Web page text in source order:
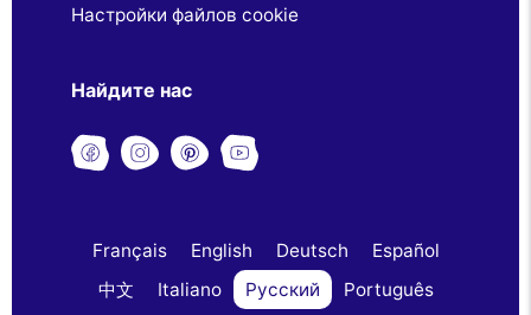
Настройки файлов cookie
Найдите нас
Français English Deutsch
Español
中文
Italiano Русский
Português